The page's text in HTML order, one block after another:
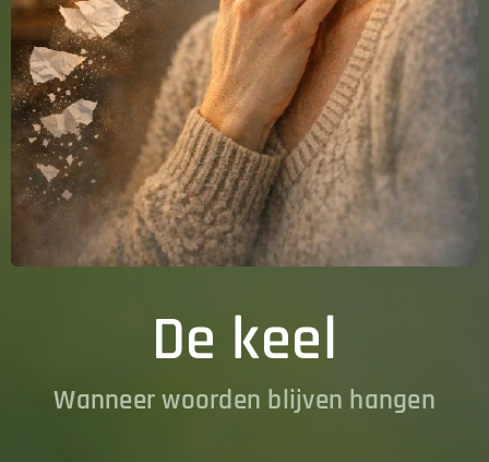
De keel
Wanneer woorden blijven hangen